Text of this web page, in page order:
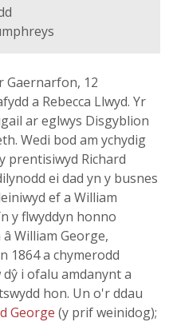
Gaernarfon, 12
a Rebecca Llwyd. Yr
ar eglwys Disgyblion
Wedi bod am ychydig
prentisiwyd Richard
ei dad yn y busnes
ef a William
y flwyddyn honno
William George,
1864 a chymerodd
i ofalu amdanynt a
hon. Un o'r ddau
George (y prif weinidog);